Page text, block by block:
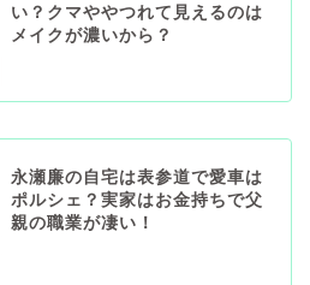
い？クマややつれて見えるのは
メイクが濃いから？
永瀬廉の自宅は表参道で愛車は
ポルシェ？実家はお金持ちで父
親の職業が凄い！